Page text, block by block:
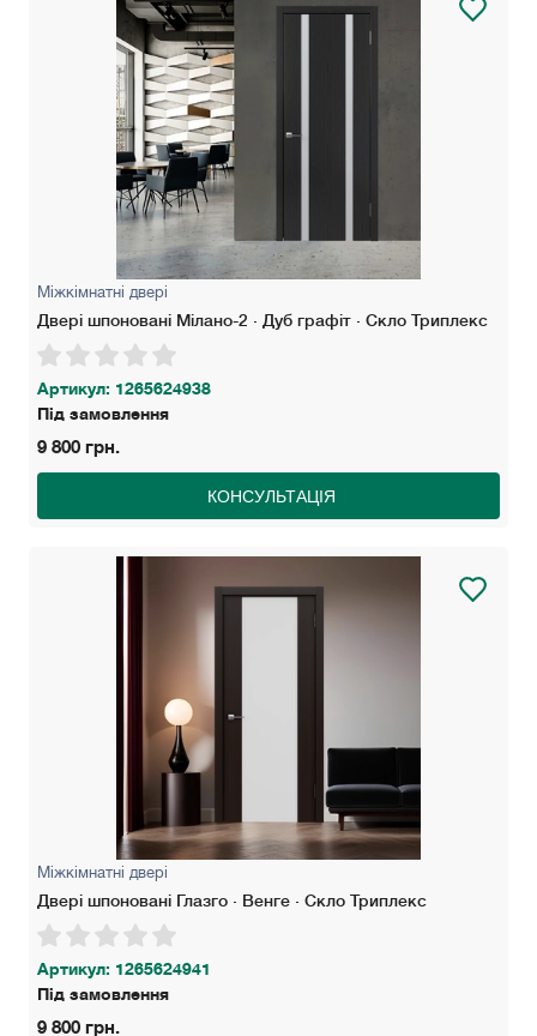
Міжкімнатні двері
Двері шпоновані Мілано-2 · Дуб графіт · Скло Триплекс
Артикул: 1265624938
Під замовлення
9 800 грн.
КОНСУЛЬТАЦІЯ
Міжкімнатні двері
Двері шпоновані Глазго · Венге · Скло Триплекс
Артикул: 1265624941
Під замовлення
9 800 грн.